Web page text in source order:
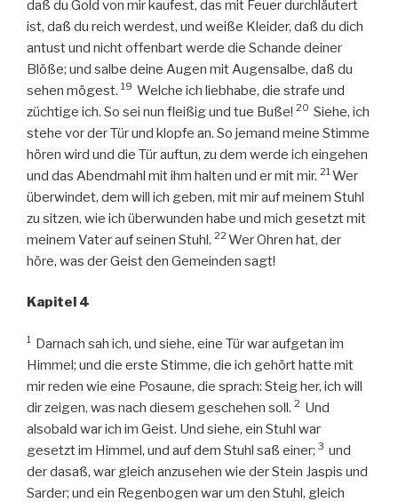
daß du Gold von mir kaufest, das mit Feuer durchläutert
ist, daß du reich werdest, und weiße Kleider, daß du dich
antust und nicht offenbart werde die Schande deiner
Blöße; und salbe deine Augen mit Augensalbe, daß du
sehen mögest. 19 Welche ich liebhabe, die strafe und
züchtige ich. So sei nun fleißig und tue Buße! 20 Siehe, ich
stehe vor der Tür und klopfe an. So jemand meine Stimme
hören wird und die Tür auftun, zu dem werde ich eingehen
und das Abendmahl mit ihm halten und er mit mir. 21Wer
überwindet, dem will ich geben, mit mir auf meinem Stuhl
zu sitzen, wie ich überwunden habe und mich gesetzt mit
meinem Vater auf seinen Stuhl. 22 Wer Ohren hat, der
höre, was der Geist den Gemeinden sagt!
Kapitel 4
1 Darnach sah ich, und siehe, eine Tür war aufgetan im
Himmel; und die erste Stimme, die ich gehört hatte mit
mir reden wie eine Posaune, die sprach: Steig her, ich will
dir zeigen, was nach diesem geschehen soll. 2 Und
alsobald war ich im Geist. Und siehe, ein Stuhl war
gesetzt im Himmel, und auf dem Stuhl saß einer; 3 und
der dasaß, war gleich anzusehen wie der Stein Jaspis und
Sarder; und ein Regenbogen war um den Stuhl, gleich